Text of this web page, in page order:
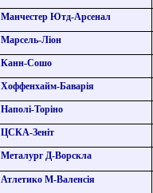
Манчестер Ютд-Арсенал
Марсель-Ліон
Канн-Сошо
Хоффенхайм-Баварія
Наполі-Торіно
ЦСКА-Зеніт
Металург Д-Ворскла
Атлетико М-Валенсія